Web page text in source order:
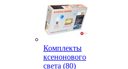
Комплекты
ксенонового
света (80)